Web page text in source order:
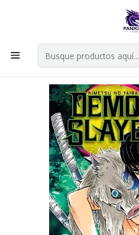
Por compras en cartas singles
Explorar
Inicio Mangas Tankobon